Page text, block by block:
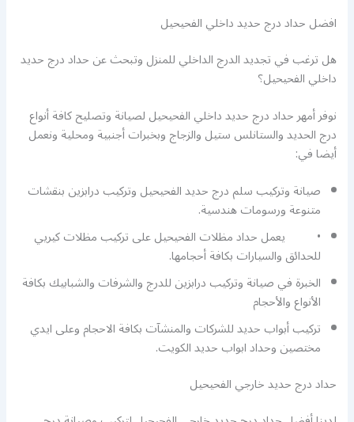
افضل حداد درج حديد داخلي الفحيحيل
هل ترغب في تجديد الدرج الداخلي للمنزل وتبحث عن حداد درج حديد
داخلي الفحيحيل؟
نوفر أمهر حداد درج حديد داخلي الفحيحيل لصيانة وتصليح كافة أنواع
درج الحديد والستانلس ستيل والزجاج وبخبرات أجنبية ومحلية ونعمل
أيضا في:
صيانة وتركيب سلم درج حديد الفحيحيل وتركيب درابزين بنقشات
متنوعة ورسومات هندسية.
• يعمل حداد مظلات الفحيحيل على تركيب مظلات كيريي
للحدائق والسيارات بكافة أحجامها.
الخبرة في صيانة وتركيب درابزين للدرج والشرفات والشبابيك بكافة
الأنواع والأحجام
تركيب أبواب حديد للشركات والمنشآت بكافة الاحجام وعلى ايدي
مختصين وحداد ابواب حديد الكويت.
حداد درج حديد خارجي الفحيحيل